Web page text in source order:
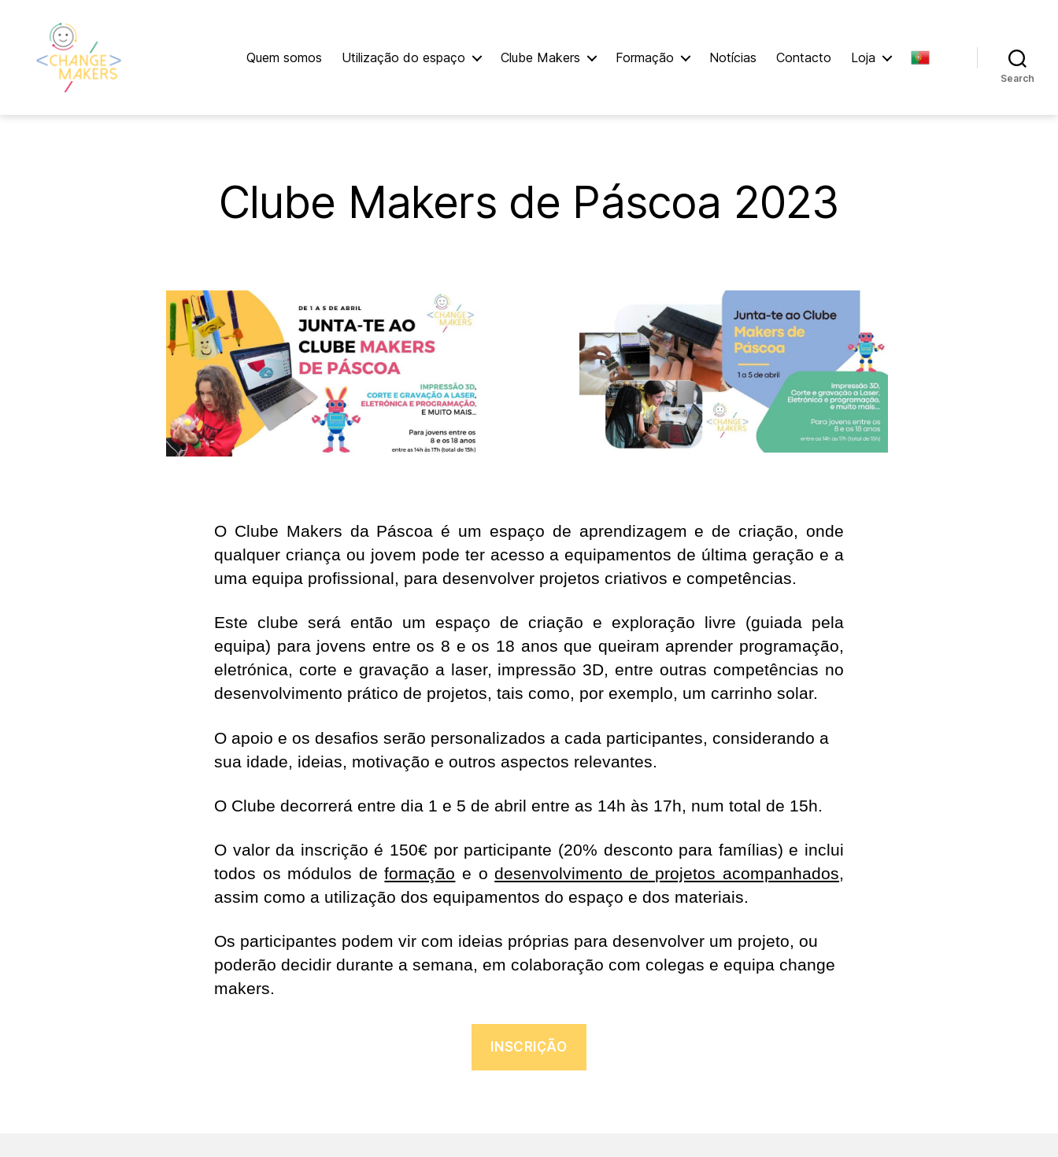
Makers
Quem somos Utilização do espaço Clube Makers Formação Notícias Contacto Loja
Search
Clube Makers de Páscoa 2023
O Clube Makers da Páscoa é um espaço de aprendizagem e de criação, onde
qualquer criança ou jovem pode ter acesso a equipamentos de última geração e a
uma equipa profissional, para desenvolver projetos criativos e competências.
Este clube será então um espaço de criação e exploração livre (guiada pela
equipa) para jovens entre os 8 e os 18 anos que queiram aprender programação,
eletrónica, corte e gravação a laser, impressão 3D, entre outras competências no
desenvolvimento prático de projetos, tais como, por exemplo, um carrinho solar.
O apoio e os desafios serão personalizados a cada participantes, considerando a
sua idade, ideias, motivação e outros aspectos relevantes.
O Clube decorrerá entre dia 1 e 5 de abril entre as 14h às 17h, num total de 15h.
O valor da inscrição é 150€ por participante (20% desconto para famílias) e inclui
todos os módulos deformação e odesenvolvimento de projetos acompanhados,
assim como a utilização dos equipamentos do espaço e dos materiais.
Os participantes podem vir com ideias próprias para desenvolver um projeto, ou
poderão decidir durante a semana, em colaboração com colegas e equipa change
makers.
INSCRIÇÃO